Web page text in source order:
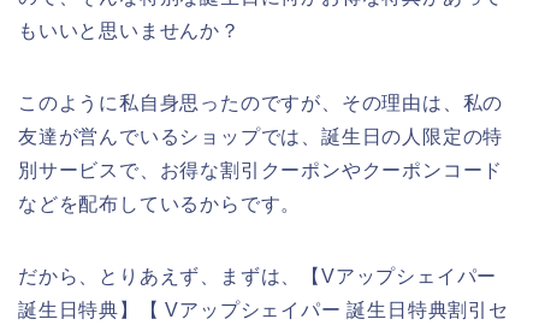
もいいと思いませんか？
このように私自身思ったのですが、その理由は、私の
友達が営んでいるショップでは、誕生日の人限定の特
別サービスで、お得な割引クーポンやクーポンコード
などを配布しているからです。
だから、とりあえず、まずは、【Vアップシェイパー
誕生日特典】【 Vアップシェイパー 誕生日特典割引セ